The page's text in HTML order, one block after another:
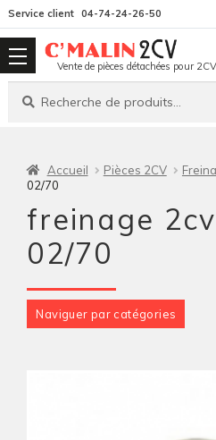
la
Service client 04-74-24-26-50
Vente de pièces détachées pour 2CV
Recherche
Recherche
Accueil Pièces 2CV
02/70
freinage
02/70
Naviguer par catégories